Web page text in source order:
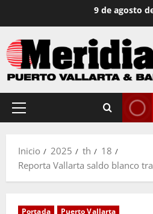
contenido
9 de agosto
Menú
Inicio 2025 th
18
Reporta Vallarta saldo blanco
Portada Puerto Vallarta